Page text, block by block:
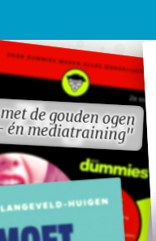
de gouden ogen
én mediatraining"
de gouden ogen
én mediatraining"
Personen
Trefwoorden